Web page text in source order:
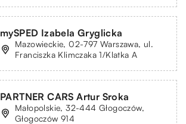
mySPED Izabela Gryglicka
Mazowieckie, 02-797 Warszawa, ul.
Franciszka Klimczaka 1/Klatka A
PARTNER CARS Artur Sroka
Małopolskie, 32-444 Głogoczów,
Głogoczów 914